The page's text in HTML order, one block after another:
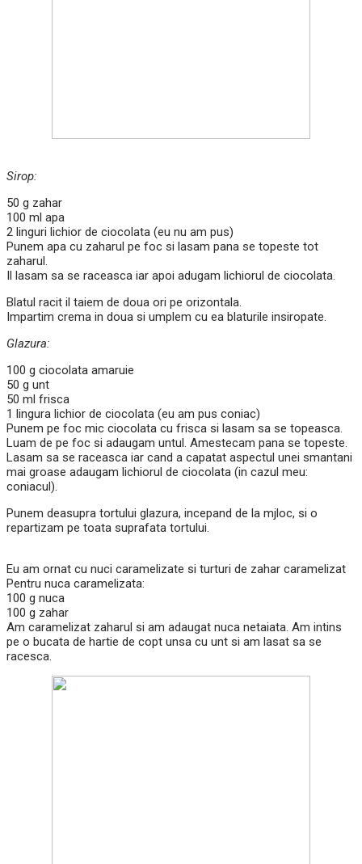
Sirop:
50 g zahar
100 ml apa
2 linguri lichior de ciocolata (eu nu am pus)
Punem apa cu zaharul pe foc si lasam pana se topeste tot
zaharul.
Il lasam sa se raceasca iar apoi adugam lichiorul de ciocolata.
Blatul racit il taiem de doua ori pe orizontala.
Impartim crema in doua si umplem cu ea blaturile insiropate.
Glazura:
100 g ciocolata amaruie
50 g unt
50 ml frisca
1 lingura lichior de ciocolata (eu am pus coniac)
Punem pe foc mic ciocolata cu frisca si lasam sa se topeasca.
Luam de pe foc si adaugam untul. Amestecam pana se topeste.
Lasam sa se raceasca iar cand a capatat aspectul unei smantani
mai groase adaugam lichiorul de ciocolata (in cazul meu:
coniacul).
Punem deasupra tortului glazura, incepand de la mjloc, si o
repartizam pe toata suprafata tortului.
Eu am ornat cu nuci caramelizate si turturi de zahar caramelizat
Pentru nuca caramelizata:
100 g nuca
100 g zahar
Am caramelizat zaharul si am adaugat nuca netaiata. Am intins
pe o bucata de hartie de copt unsa cu unt si am lasat sa se
racesca.